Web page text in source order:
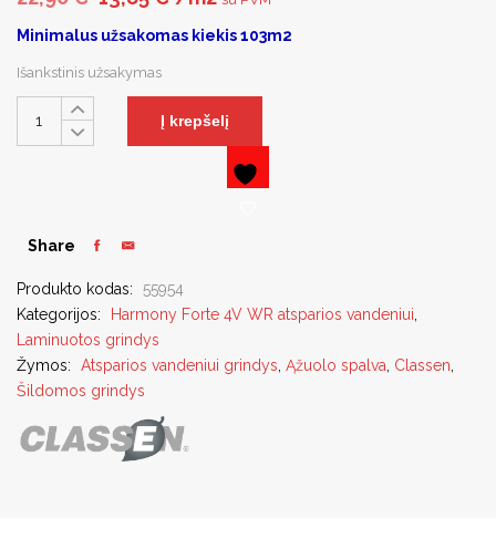
Minimalus užsakomas kiekis 103m2
Išankstinis užsakymas
Į krepšelį
Share
Produkto kodas:
55954
Kategorijos:
Harmony Forte 4V WR atsparios vandeniui
Laminuotos grindys
Žymos:
Atsparios vandeniui grindys Ąžuolo spalva Classen
Šildomos grindys